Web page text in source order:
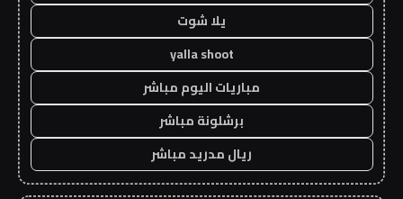
يلا شوت
yalla shoot
مباريات اليوم مباشر
برشلونة مباشر
ريال مدريد مباشر